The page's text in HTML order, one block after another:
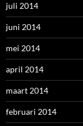
juli 2014
juni 2014
mei 2014
april 2014
maart 2014
februari 2014